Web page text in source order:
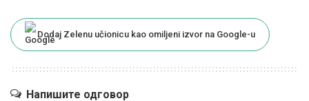
Dodaj Zelenu učionicu kao omiljeni izvor na Google-u
Напишите одговор